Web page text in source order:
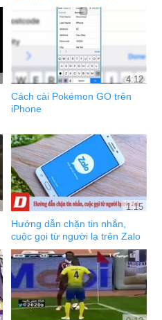
4:12
Cách cài Pokémon GO trên
iPhone
1:15
Hướng dẫn chặn tin nhắn,
cuộc gọi từ người lạ trên Zalo